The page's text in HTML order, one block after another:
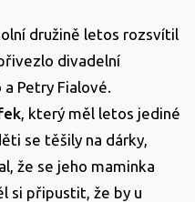
družině letos rozsvítil
divadelní
Petry Fialové.
, který měl letos jediné
se těšily na dárky,
že se jeho maminka
si připustit, že by u